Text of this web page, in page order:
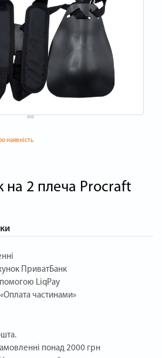
наявність
на 2 плеча Procraft
ПриватБанк
LiqPay
частинами»
понад 2000 грн